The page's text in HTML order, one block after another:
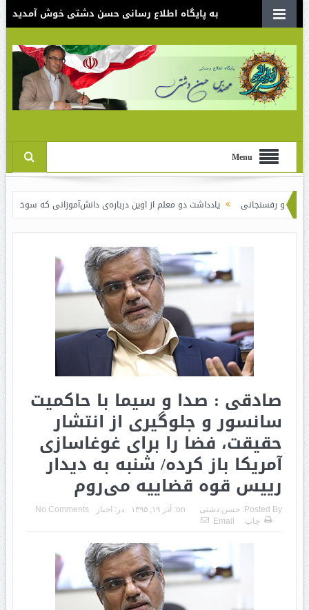
به پایگاه اطلاع رسانی حسن دشتی خوش آمدید
Menu
یادداشت دو معلم از اوین درباره‌ی دانش‌آموزانی که سوختند نقدی بر سند
صادقی : صدا و سیما با حاکمیت
سانسور و جلوگیری از انتشار
حقیقت، فضا را برای غوغاسازی
آمریکا باز کرده/ شنبه به دیدار
رییس‌ قوه قضاییه می‌روم
Posted By: حسن دشتی on: آذر ۱۹, ۱۳۹۵ در: اخبار
No Comments
چاپ
Email